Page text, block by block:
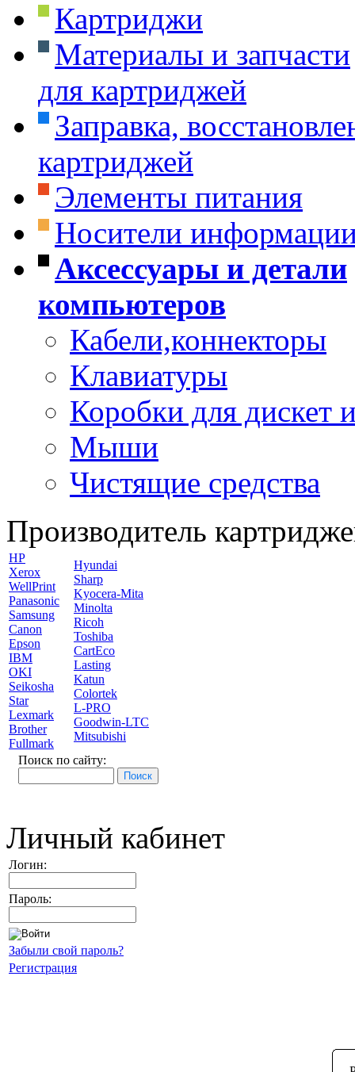
Картриджи
Материалы и запчасти
для картриджей
Заправка,
картриджей
Элементы питания
Носители
Аксессуары и детали
компьютеров
Кабели,коннекторы
Клавиатуры
Коробки для дискет
Мыши
Чистящие средства
Производитель
HP
Xerox
WellPrint
Panasonic
Samsung
Canon
Epson
IBM
OKI
Seikosha
Star
Lexmark
Brother
Fullmark
Hyundai
Sharp
Kyocera-Mita
Minolta
Ricoh
Toshiba
CartEco
Lasting
Katun
Colortek
L-PRO
Goodwin-LTC
Mitsubishi
Поиск по сайту:
Личный кабинет
Логин:
Пароль:
Забыли свой пароль?
Регистрация